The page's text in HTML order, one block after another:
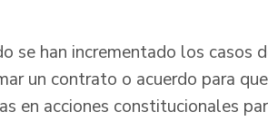
se han incrementado los casos
un contrato o acuerdo para
en acciones constitucionales